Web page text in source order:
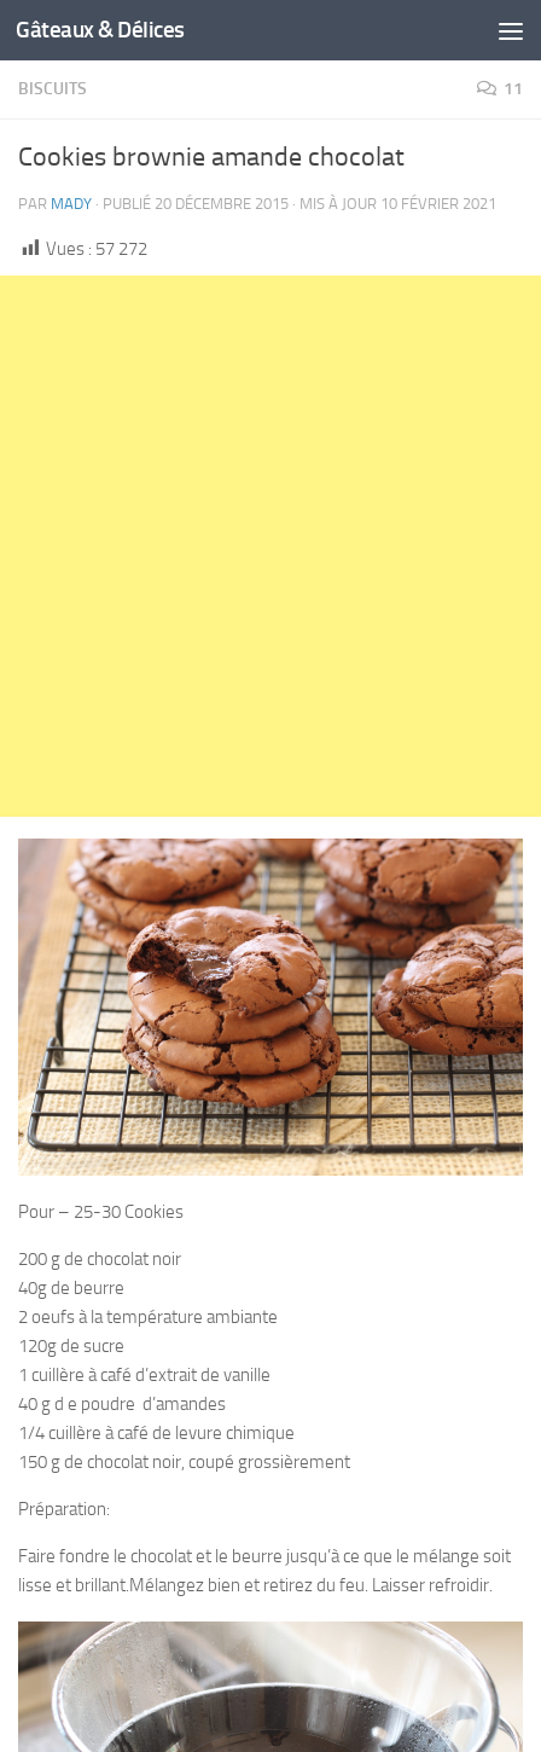
Gâteaux & Délices
BISCUITS 11
Cookies brownie amande chocolat
PAR MADY · PUBLIÉ 20 DÉCEMBRE 2015 · MIS À JOUR 10 FÉVRIER 2021
Vues : 57 272
Pour – 25-30 Cookies
200 g de chocolat noir
40g de beurre
2 oeufs à la température ambiante
120g de sucre
1 cuillère à café d’extrait de vanille
40 g d e poudre d’amandes
1/4 cuillère à café de levure chimique
150 g de chocolat noir, coupé grossièrement
Préparation:
Faire fondre le chocolat et le beurre jusqu’à ce que le mélange soit
lisse et brillant.Mélangez bien et retirez du feu. Laisser refroidir.